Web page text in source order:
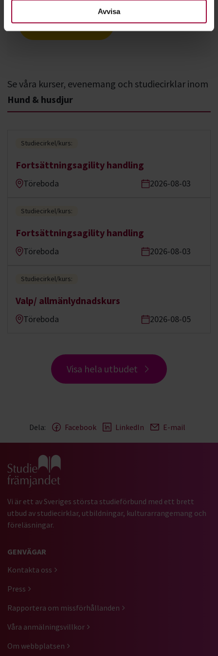
Avvisa
Nästa steg
Se våra kurser, evenemang och studiecirklar inom
Hund & husdjur
Studiecirkel/kurs:
Fortsättningsagility handling
Töreboda 2026-08-03
Studiecirkel/kurs:
Fortsättningsagility handling
Töreboda 2026-08-03
Studiecirkel/kurs:
Valp/ allmänlydnadskurs
Töreboda 2026-08-05
Visa hela utbudet
Dela: Facebook LinkedIn E-mail
Gå till studiefrämjandets startsida
Vi är ett av Sveriges största studieförbund med ett brett
utbud av studiecirklar, utbildningar, kulturarrangemang och
föreläsningar.
GENVÄGAR
Kontakta oss
Press
Rapportera om missförhållanden
Våra anmälningsvillkor
Om webbplatsen